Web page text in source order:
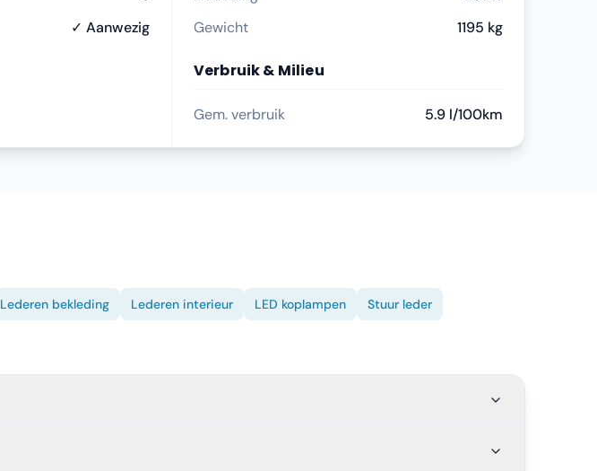
✓ Aanwezig
Gewicht
1195 kg
Verbruik & Milieu
Gem. verbruik 5.9 l/100km
Lederen bekleding Lederen interieur LED koplampen
Stuur leder